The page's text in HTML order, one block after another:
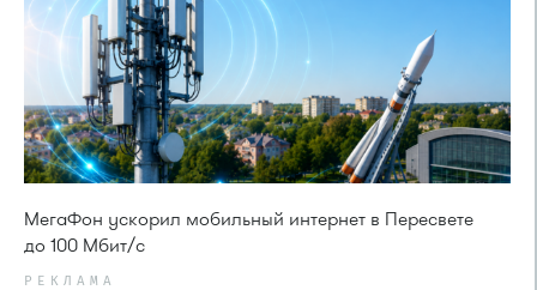
МегаФон ускорил мобильный интернет в Пересвете
до 100 Мбит/с
РЕКЛАМА